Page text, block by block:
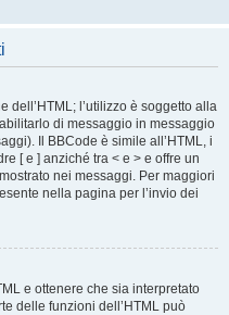
dell’HTML; l’utilizzo è soggetto alla
di messaggio in messaggio
Il BBCode è simile all’HTML, i
[ e ] anziché tra < e > e offre un
nei messaggi. Per maggiori
nella pagina per l’invio dei
e ottenere che sia interpretato
delle funzioni dell’HTML può